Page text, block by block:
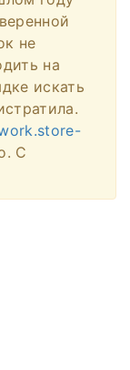
не
на
искать
С